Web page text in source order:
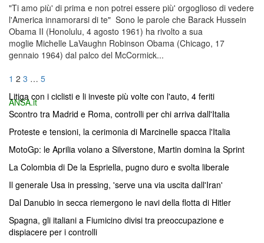
"Ti amo più' di prima e non potrei essere più' orgoglioso di vedere
l'America innamorarsi di te" Sono le parole che Barack Hussein
Obama II (Honolulu, 4 agosto 1961) ha rivolto a sua
moglie Michelle LaVaughn Robinson Obama (Chicago, 17
gennaio 1964) dal palco del McCormick...
Navigazione
articoli
Pagina
1 Pagina
2 Pagina
3 … Pagina
5
ANSA.it
Litiga con i ciclisti e li investe più volte con l'auto, 4 feriti
Scontro tra Madrid e Roma, controlli per chi arriva dall'Italia
Proteste e tensioni, la cerimonia di Marcinelle spacca l'Italia
MotoGp: le Aprilia volano a Silverstone, Martin domina la Sprint
La Colombia di De la Espriella, pugno duro e svolta liberale
Il generale Usa in pressing, 'serve una via uscita dall'Iran'
Dal Danubio in secca riemergono le navi della flotta di Hitler
Spagna, gli italiani a Fiumicino divisi tra preoccupazione e
dispiacere per i controlli